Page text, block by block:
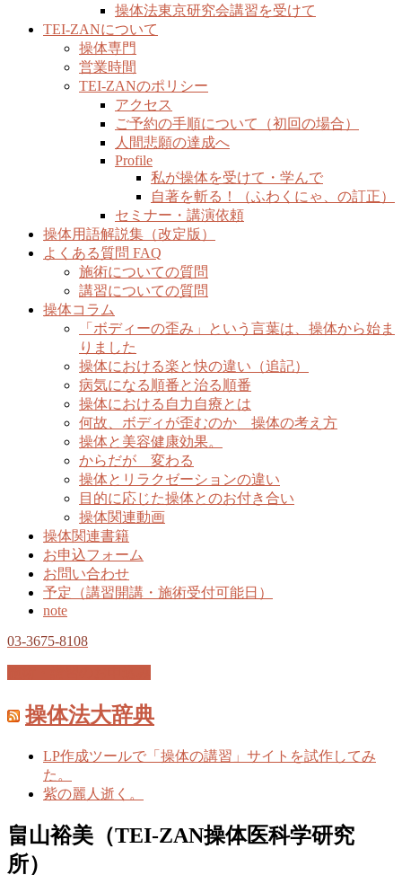
操体法東京研究会講習を受けて
TEI-ZANについて
操体専門
営業時間
TEI-ZANのポリシー
アクセス
ご予約の手順について（初回の場合）
人間悲願の達成へ
Profile
私が操体を受けて・学んで
自著を斬る！（ふわくにゃ、の訂正）
セミナー・講演依頼
操体用語解説集（改定版）
よくある質問 FAQ
施術についての質問
講習についての質問
操体コラム
「ボディーの歪み」という言葉は、操体から始ま
りました
操体における楽と快の違い（追記）
病気になる順番と治る順番
操体における自力自療とは
何故、ボディが歪むのか 操体の考え方
操体と美容健康効果。
からだが 変わる
操体とリラクゼーションの違い
目的に応じた操体とのお付き合い
操体関連動画
操体関連書籍
お申込フォーム
お問い合わせ
予定（講習開講・施術受付可能日）
note
03-3675-8108
操体法大辞典
LP作成ツールで「操体の講習」サイトを試作してみ
た。
紫の麗人逝く。
畠山裕美（TEI-ZAN操体医科学研究
所）